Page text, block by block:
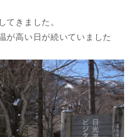
てきました。
が高い日が続いていました